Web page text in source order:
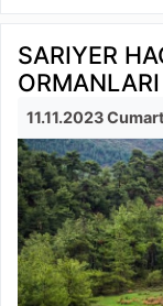
SARIYER
ORMANLARI
11.11.2023